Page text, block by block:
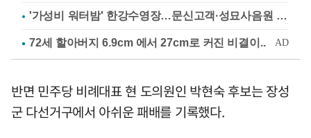
'가성비 워터밤' 한강수영장…문신고객·성묘사음원 민원
반면 민주당 비례대표 현 도의원인 박현숙 후보는 장성
군 다선거구에서 아쉬운 패배를 기록했다.